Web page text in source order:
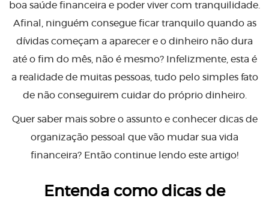
boa saúde financeira e poder viver com tranquilidade.
Afinal, ninguém consegue ficar tranquilo quando as
dívidas começam a aparecer e o dinheiro não dura
até o fim do mês, não é mesmo? Infelizmente, esta é
a realidade de muitas pessoas, tudo pelo simples fato
de não conseguirem cuidar do próprio dinheiro.
Quer saber mais sobre o assunto e conhecer dicas de
organização pessoal que vão mudar sua vida
financeira? Então continue lendo este artigo!
Entenda como dicas de